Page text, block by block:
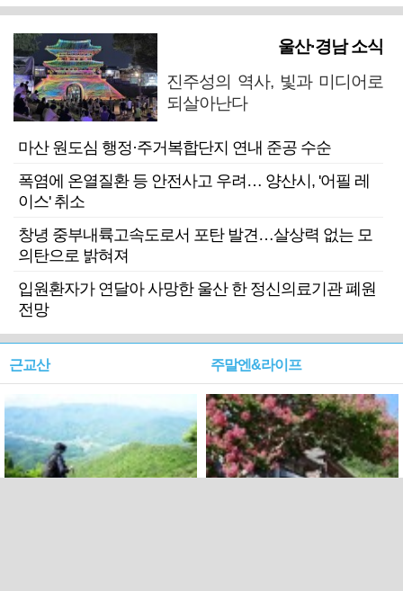
울산·경남 소식
진주성의 역사, 빛과 미디어로
되살아난다
마산 원도심 행정·주거복합단지 연내 준공 수순
폭염에 온열질환 등 안전사고 우려… 양산시, '어필 레
이스' 취소
창녕 중부내륙고속도로서 포탄 발견…살상력 없는 모
의탄으로 밝혀져
입원환자가 연달아 사망한 울산 한 정신의료기관 폐원
전망
근교산 주말엔&라이프